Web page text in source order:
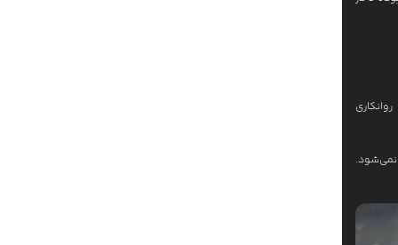
نمی‌شود.